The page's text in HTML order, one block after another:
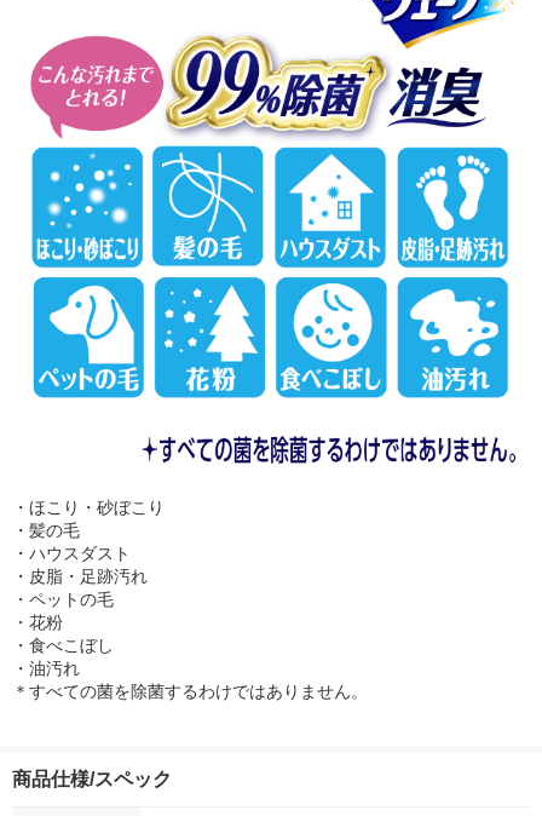
・ほこり・砂ぼこり
・髪の毛
・ハウスダスト
・皮脂・足跡汚れ
・ペットの毛
・花粉
・食べこぼし
・油汚れ
＊すべての菌を除菌するわけではありません。
商品仕様/スペック